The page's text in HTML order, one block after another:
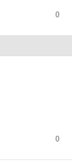
0
0